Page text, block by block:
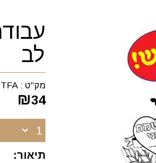
לב
מק"ט :
₪34
תיאור: